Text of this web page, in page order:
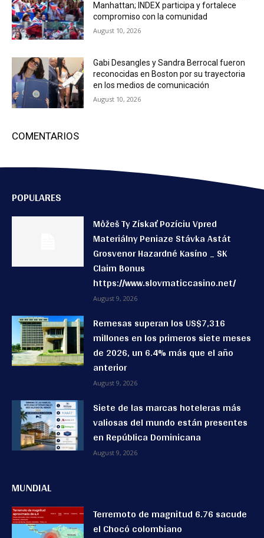
Manhattan; INDEX participa y fortalece
compromiso con la comunidad
August 10, 2026
Gabi Desangles y Sandra Berrocal fueron
reconocidas en Boston por su trayectoria
en los medios de comunicación
August 10, 2026
COMENTARIOS
POPULARES
Môžeš Ty Získať Pozíciu Vpred
Materiálny Peniaze Stávka Astát
Grosvenor Hazardné Kasíno _ SK
Claim Bonus
https://www.slovmaticcasino.net/
August 9, 2026
Remesas superan los US$7,316
millones en los primeros siete meses
de 2026, un 6.4% más que el año
anterior
August 9, 2026
Siete de las marcas hoteleras más
valiosas del mundo están presentes
en República Dominicana
August 9, 2026
MUNDIAL
Terremoto de magnitud 6.76 sacude
el Chocó colombiano